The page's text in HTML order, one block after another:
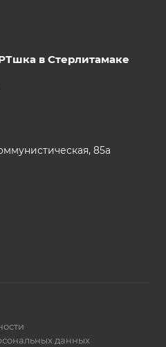
в Стерлитамаке
85а
данных